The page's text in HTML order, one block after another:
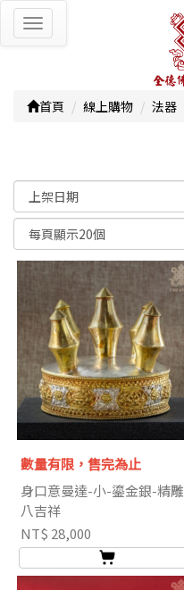
Toggle
navigation
首頁 線上購物 法器
顯示篩選條件
數量有限，售完為止
身口意曼達-小-鎏金銀-精雕
八吉祥
NT$ 28,000